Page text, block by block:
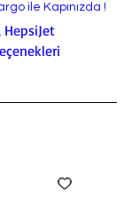
ile Kapınızda !
HepsiJet